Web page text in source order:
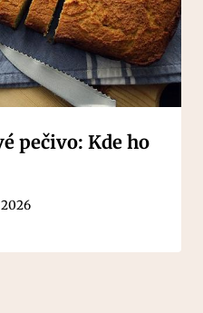
pečivo: Kde ho
2026